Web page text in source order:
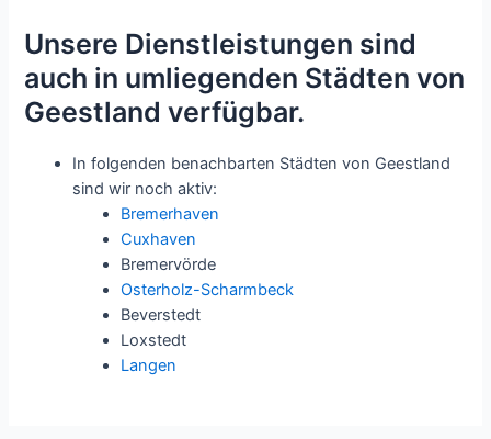
Unsere Dienstleistungen sind
auch in umliegenden Städten von
Geestland verfügbar.
In folgenden benachbarten Städten von Geestland
sind wir noch aktiv:
Bremerhaven
Cuxhaven
Bremervörde
Osterholz-Scharmbeck
Beverstedt
Loxstedt
Langen